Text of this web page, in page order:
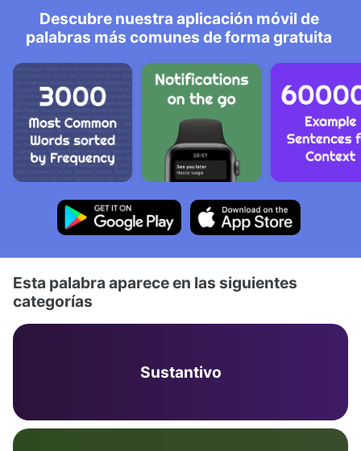
Descubre nuestra aplicación móvil de
palabras más comunes de forma gratuita
Esta palabra aparece en las siguientes
categorías
Sustantivo